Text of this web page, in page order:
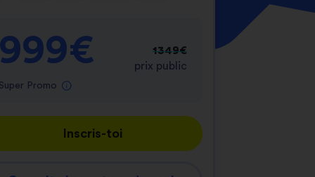
vos paramètres de confidentialité, en
999€
Super Promo
1349€
prix public
Inscris-toi